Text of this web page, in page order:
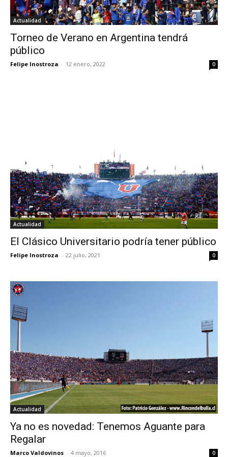
Actualidad
Torneo de Verano en Argentina tendrá
público
Felipe Inostroza - 12 enero, 2022 0
Actualidad
El Clásico Universitario podría tener público
Felipe Inostroza - 22 julio, 2021 0
Actualidad
Ya no es novedad: Tenemos Aguante para
Regalar
Marco Valdovinos - 4 mayo, 2016 0